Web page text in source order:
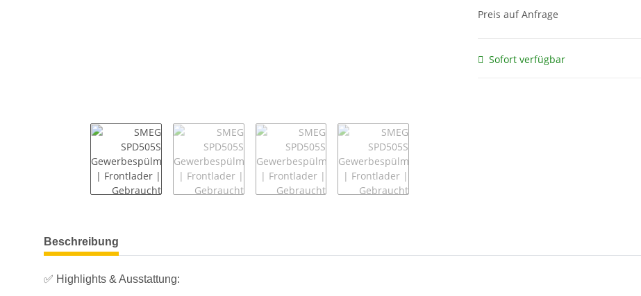
Preis auf Anfrage
Sofort verfügbar
weitere Registerkarten anzeigen
Beschreibung
✅ Highlights & Ausstattung: